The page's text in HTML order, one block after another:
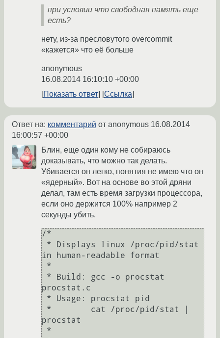
при условии что свободная память еще
есть?
нету, из-за пресловутого overcommit
«кажется» что её больше
anonymous
16.08.2014 16:10:10 +00:00
Показать ответ
Ссылка
Ответ на: комментарий от anonymous 16.08.2014
16:00:57 +00:00
Блин, еще один кому не собираюсь
доказывать, что можно так делать.
Убивается он легко, понятия не имею что он
«ядерный». Вот на основе во этой дряни
делал, там есть время загрузки процессора,
если оно держится 100% например 2
секунды убить.
/*
in human-readable format
procstat.c
procstat